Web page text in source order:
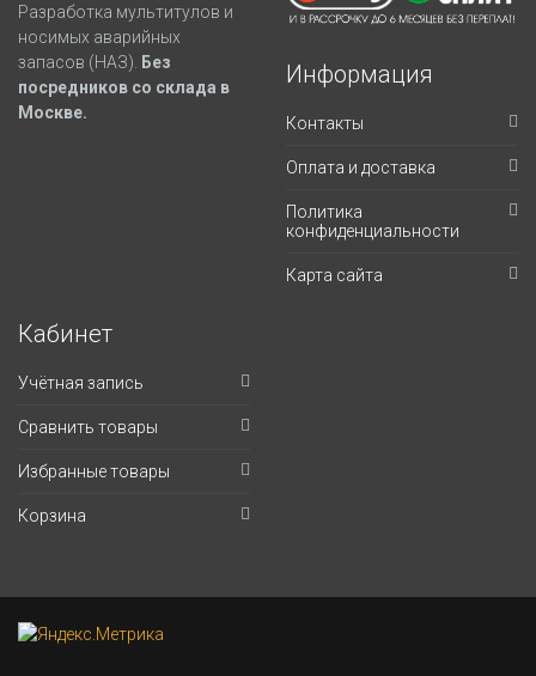
Разработка мультитулов и
носимых аварийных
запасов (НАЗ).
Без
посредников со склада в
Москве.
Информация
Контакты
Оплата и доставка
Политика
конфиденциальности
Карта сайта
Кабинет
Учётная запись
Сравнить товары
Избранные товары
Корзина